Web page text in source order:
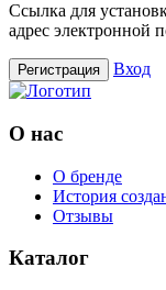
Ссылка для
адрес электронной
Регистрация Вход
О нас
О бренде
История
Отзывы
Каталог